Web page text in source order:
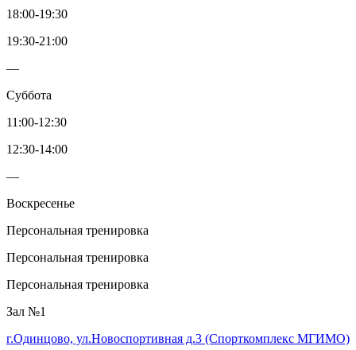
18:00-19:30
19:30-21:00
—
Суббота
11:00-12:30
12:30-14:00
—
Воскресенье
Персональная тренировка
Персональная тренировка
Персональная тренировка
Зал №1
г.Одинцово, ул.Новоспортивная д.3 (Спорткомплекс МГИМО)